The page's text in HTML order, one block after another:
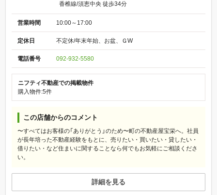
香椎線/須恵中央 徒歩34分
営業時間 10:00～17:00
定休日 不定休/年末年始、お盆、ＧW
電話番号 092-932-5580
ニフティ不動産での掲載物件
購入物件:5件
この店舗からのコメント
〜すべてはお客様の「ありがとう」のため〜町の不動産屋宝栄へ。社員
が長年培った不動産経験をもとに、売りたい・買いたい・貸したい・
借りたい・など住まいに関することなら何でもお気軽にご相談くださ
い。
詳細を見る